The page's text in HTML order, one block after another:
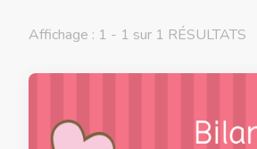
Affichage : 1 - 1 sur 1 RÉSULTATS